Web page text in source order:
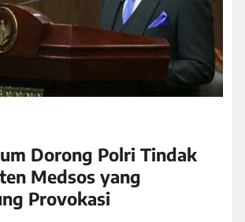
Dorong Polri Tindak
Medsos yang
Provokasi